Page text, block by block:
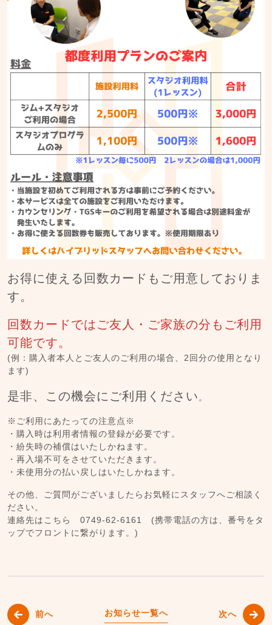
お得に使える回数カードもご用意しておりま
す。
回数カードではご友人・ご家族の分もご利用
可能です。
(例：購入者本人とご友人のご利用の場合、2回分の使用となり
ます)
是非、この機会にご利用ください 。
※ご利用にあたっての注意点※
・購入時は利用者情報の登録が必要です。
・紛失時の補償はいたしかねます。
・再入場不可をさせていただきます。
・未使用分の払い戻しはいたしかねます。
その他、ご質問がございましたらお気軽にスタッフへご相談く
ださい。
連絡先はこちら 0749-62-6161
(携帯電話の方は、番号をタ
ップでフロントに繋がります。)
前へ 次へ
お知らせ一覧へ